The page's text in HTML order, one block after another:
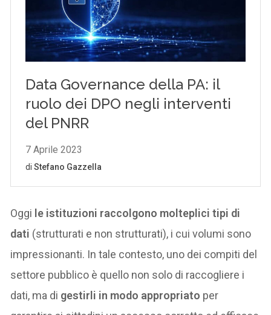
Oggi le istituzioni raccolgono molteplici tipi di
dati (strutturati e non strutturati), i cui volumi sono
impressionanti. In tale contesto, uno dei compiti del
settore pubblico è quello non solo di raccogliere i
dati, ma di gestirli in modo appropriato per